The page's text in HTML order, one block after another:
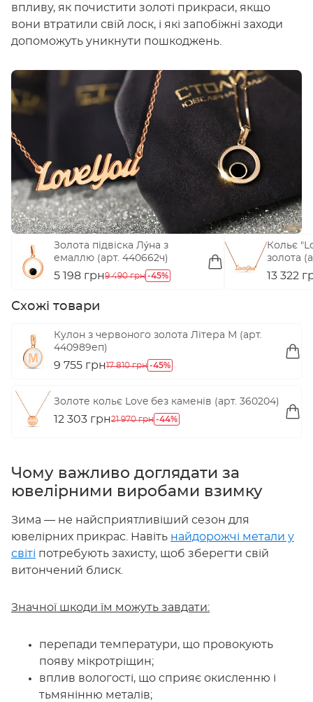
впливу, як почистити золоті прикраси, якщо
вони втратили свій лоск, і які запобіжні заходи
допоможуть уникнути пошкоджень.
Золота підвіска Лýна з
емаллю (арт. 440662ч)
5 198 грн9 490 грн -45%
Кольє
золота
13 322
Схожі товари
Кулон з червоного золота Літера М (арт.
440989еп)
9 755 грн17 810 грн -45%
Золоте кольє Love без каменів (арт. 360204)
12 303 грн21 970 грн -44%
Чому важливо доглядати за
ювелірними виробами взимку
Зима — не найсприятливіший сезон для
ювелірних прикрас. Навіть найдорожчі метали у
світі потребують захисту, щоб зберегти свій
витончений блиск.
Значної шкоди їм можуть завдати:
перепади температури, що провокують
появу мікротріщин;
вплив вологості, що сприяє окисленню і
тьмянінню металів;